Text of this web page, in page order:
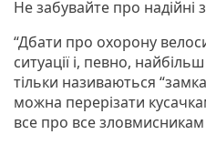
Не забувайте про надійні
“Дбати про охорону
ситуації і, певно,
тільки називаються
можна перерізати
все про все